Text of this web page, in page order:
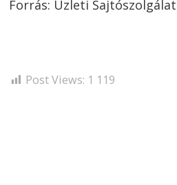
Forrás: Üzleti Sajtószolgálat
Post Views: 1 119